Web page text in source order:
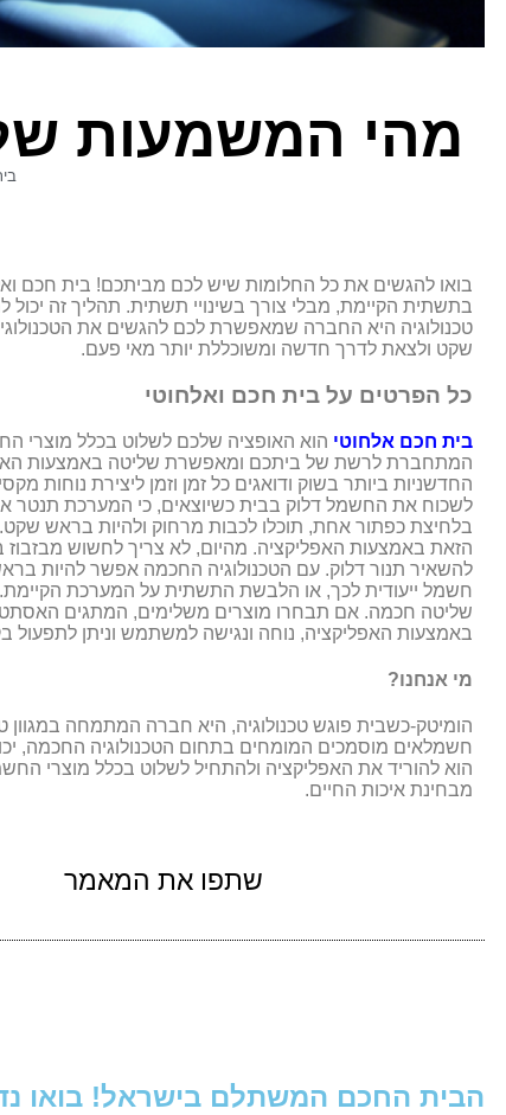
מהי המשמעות
בואו להגשים את כל החלומות שיש לכם מביתכם! בית חכם
בתשתית הקיימת, מבלי צורך בשינויי תשתית. תהליך זה
טכנולוגיה היא החברה שמאפשרת לכם להגשים את
שקט ולצאת לדרך חדשה ומשוכללת יותר מאי פעם.
כל הפרטים על בית חכם ואלחוטי
בית חכם אלחוטי הוא האופציה שלכם לשלוט בכלל
המתחברת לרשת של ביתכם ומאפשרת שליטה באמצעות
החדשניות ביותר בשוק ודואגים כל זמן וזמן ליצירת נוחות
לשכוח את החשמל דלוק בבית כשיוצאים, כי המערכת
בלחיצת כפתור אחת, תוכלו לכבות מרחוק ולהיות בראש
הזאת באמצעות האפליקציה. מהיום, לא צריך לחשוש
להשאיר תנור דלוק. עם הטכנולוגיה החכמה אפשר להיות
חשמל ייעודית לכך, או הלבשת התשתית על המערכת
שליטה חכמה. אם תבחרו מוצרים משלימים, המתגים
באמצעות האפליקציה, נוחה ונגישה למשתמש וניתן לתפעול
מי אנחנו?
הומיטק-כשבית פוגש טכנולוגיה, היא חברה המתמחה במגוון
חשמלאים מוסמכים המומחים בתחום הטכנולוגיה החכמה,
הוא להוריד את האפליקציה ולהתחיל לשלוט בכלל מוצרי
מבחינת איכות החיים.
שתפו את המאמר
הבית החכם המשתלם בישראל! בואו